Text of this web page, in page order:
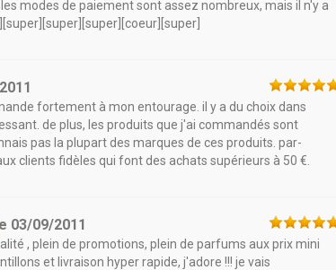
modes de paiement sont assez nombreux, mais il n'y a
fortement à mon entourage. il y a du choix dans
de plus, les produits que j'ai commandés sont
pas la plupart des marques de ces produits. par-
clients fidèles qui font des achats supérieurs à 50 €.
03/09/2011
, plein de promotions, plein de parfums aux prix mini
et livraison hyper rapide, j'adore !!! je vais